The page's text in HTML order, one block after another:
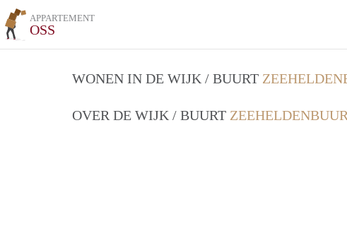
APPARTEMENT
OSS
WONEN IN DE WIJK / BUURT
OVER DE WIJK / BUURT